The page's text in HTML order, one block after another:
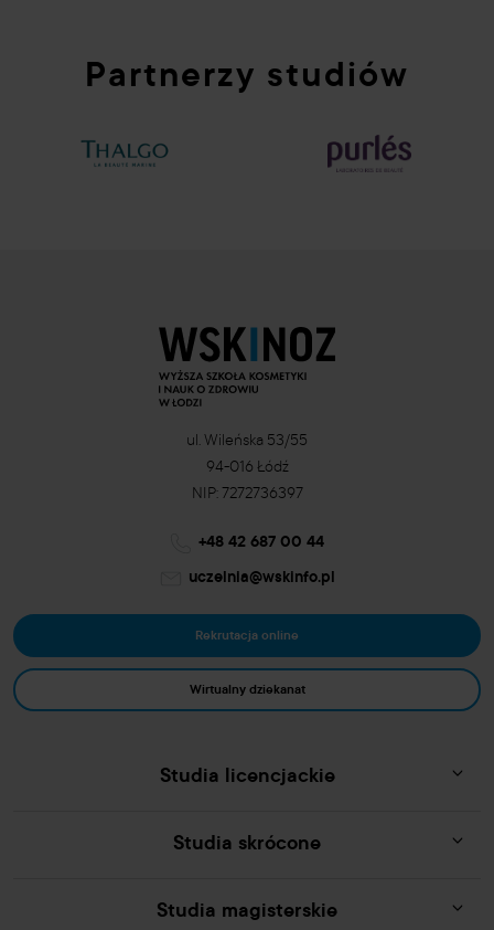
Partnerzy studiów
ul. Wileńska 53/55
94-016 Łódź
NIP: 7272736397
+48 42 687 00 44
uczelnia@wskinfo.pl
Rekrutacja online
Wirtualny dziekanat
Studia licencjackie
Studia skrócone
Studia magisterskie